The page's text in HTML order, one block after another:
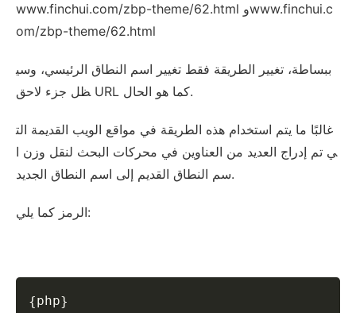
www.finchui.com/zbp-theme/62.html وwww.finchui.c
om/zbp-theme/62.html
ببساطة، تغيير الطريقة فقط تغيير اسم النطاق الرئيسي، وسي
ظل جزء لاحق URL كما هو الحال.
غالبًا ما يتم استخدام هذه الطريقة في مواقع الويب القديمة الت
ي تم إدراج العديد من العناوين في محركات البحث لنقل وزن ا
سم النطاق القديم إلى اسم النطاق الجديد.
الرمز كما يلي:
{php}